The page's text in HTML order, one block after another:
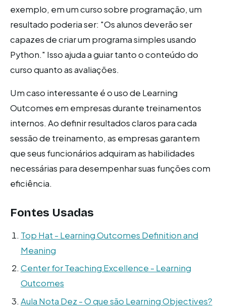
exemplo, em um curso sobre programação, um
resultado poderia ser: "Os alunos deverão ser
capazes de criar um programa simples usando
Python." Isso ajuda a guiar tanto o conteúdo do
curso quanto as avaliações.
Um caso interessante é o uso de Learning
Outcomes em empresas durante treinamentos
internos. Ao definir resultados claros para cada
sessão de treinamento, as empresas garantem
que seus funcionários adquiram as habilidades
necessárias para desempenhar suas funções com
eficiência.
Fontes Usadas
Top Hat - Learning Outcomes Definition and
Meaning
Center for Teaching Excellence - Learning
Outcomes
Aula Nota Dez - O que são Learning Objectives?